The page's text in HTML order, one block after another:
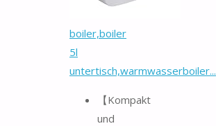
boiler,boiler
5l
untertisch,warmwasserboiler...
【Kompakt
und